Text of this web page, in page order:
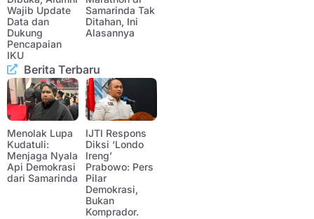
Wajib Update
Data dan
Dukung
Pencapaian
IKU
Samarinda Tak
Ditahan, Ini
Alasannya
Berita Terbaru
Menolak Lupa
Kudatuli:
Menjaga Nyala
Api Demokrasi
dari Samarinda
IJTI Respons
Diksi ‘Londo
Ireng’
Prabowo: Pers
Pilar
Demokrasi,
Bukan
Komprador.